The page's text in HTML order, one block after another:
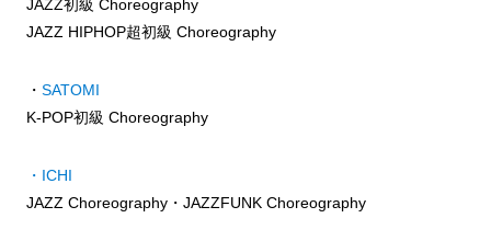
JAZZ初級 Choreography
JAZZ HIPHOP超初級 Choreography
・ SATOMI
K-POP初級 Choreography
・ICHI
JAZZ Choreography・JAZZFUNK Choreography